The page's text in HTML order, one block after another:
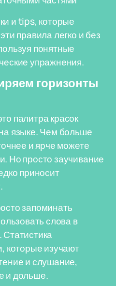
и tips, которые
правила легко и без
понятные
упражнения.
горизонты
палитра красок
языке. Чем больше
и ярче можете
Но просто заучивание
приносит
запоминать
слова в
которые изучают
и слушание,
и дольше.